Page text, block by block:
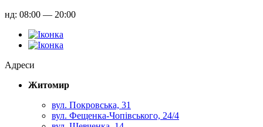
нд: 08:00 — 20:00
Адреси
Житомир
вул. Покровська, 31
вул. Фещенка-Чопівського, 24/4